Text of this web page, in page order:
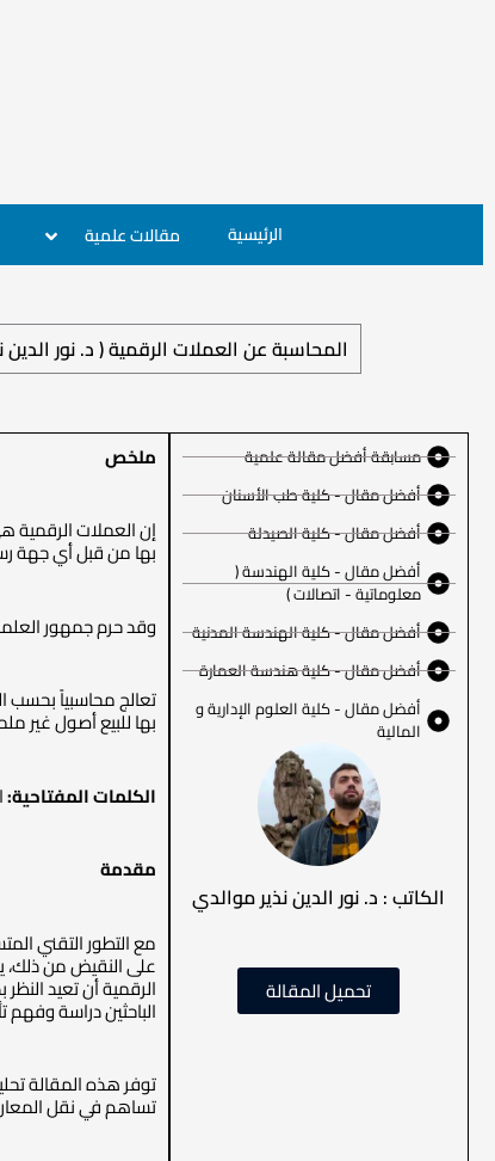
الرئيسية مقالات علمية
المحاسبة عن العملات الرقمية ( د. نور
مسابقة أفضل مقالة علمية
أفضل مقال - كلية طب الأسنان
أفضل مقال - كلية الصيدلة
أفضل مقال - كلية الهندسة (
معلوماتية - اتصالات )
أفضل مقال - كلية الهندسة المدنية
أفضل مقال - كلية هندسة العمارة
أفضل مقال - كلية العلوم الإدارية و
المالية
الكاتب : د. نور الدين نذير موالدي
تحميل المقالة
ملخص
إن العملات الرقمية
بها من قبل أي جهة
وقد حرم جمهور
بها للبيع أصول غير
الكلمات المفتاحية:
مقدمة
مع التطور التقني
على النقيض من ذلك،
الرقمية أن تعيد
الباحثين دراسة وفهم
توفر هذه المقالة
تساهم في نقل